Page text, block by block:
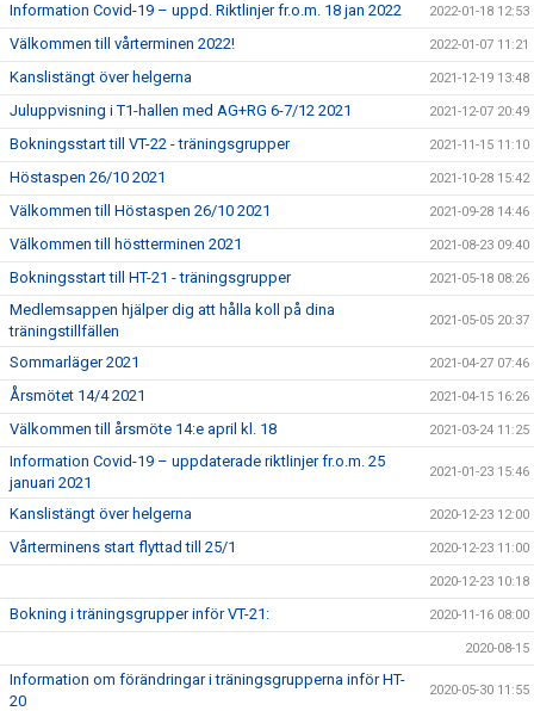
Information Covid-19 – uppd. Riktlinjer fr.o.m. 18 jan 2022 2022-01-18 12:53
Välkommen till vårterminen 2022! 2022-01-07 11:21
Kanslistängt över helgerna 2021-12-19 13:48
Juluppvisning i T1-hallen med AG+RG 6-7/12 2021 2021-12-07 20:49
Bokningsstart till VT-22 - träningsgrupper 2021-11-15 11:10
Höstaspen 26/10 2021 2021-10-28 15:42
Välkommen till Höstaspen 26/10 2021 2021-09-28 14:46
Välkommen till höstterminen 2021 2021-08-23 09:40
Bokningsstart till HT-21 - träningsgrupper 2021-05-18 08:26
Medlemsappen hjälper dig att hålla koll på dina
träningstillfällen
2021-05-05 20:37
Sommarläger 2021 2021-04-27 07:46
Årsmötet 14/4 2021 2021-04-15 16:26
Välkommen till årsmöte 14:e april kl. 18 2021-03-24 11:25
Information Covid-19 – uppdaterade riktlinjer fr.o.m. 25
januari 2021
2021-01-23 15:46
Kanslistängt över helgerna 2020-12-23 12:00
Vårterminens start flyttad till 25/1 2020-12-23 11:00
2020-12-23 10:18
Bokning i träningsgrupper inför VT-21: 2020-11-16 08:00
2020-08-15
Information om förändringar i träningsgrupperna inför HT-
20
2020-05-30 11:55